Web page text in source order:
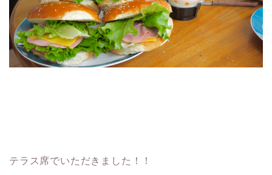
テラス席でいただきました！！